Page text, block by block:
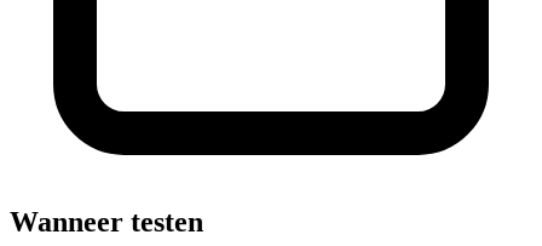
Wanneer testen